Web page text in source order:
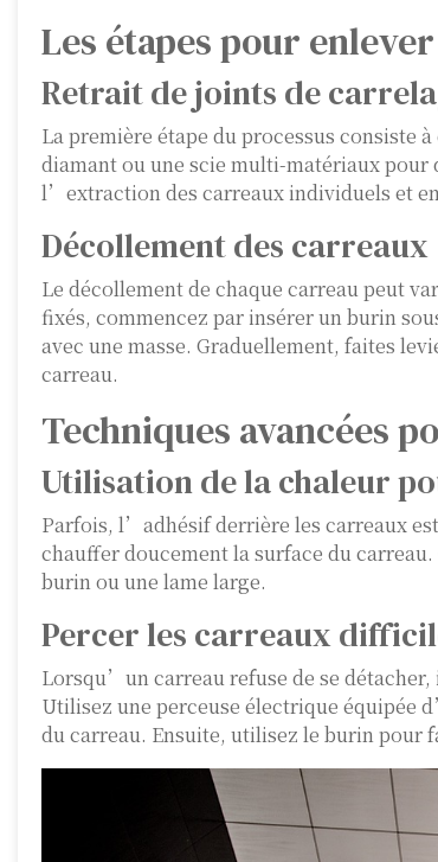
Les étapes pour
Retrait de joints de
La première étape du processus consiste
diamant ou une scie multi-matériaux
l’extraction des carreaux individuels et
Décollement des carreaux
Le décollement de chaque carreau peut
fixés, commencez par insérer un burin
avec une masse. Graduellement, faites
carreau.
Techniques avancées
Utilisation de la chaleur
Parfois, l’adhésif derrière les carreaux
chauffer doucement la surface du
burin ou une lame large.
Percer les carreaux
Lorsqu’un carreau refuse de se
Utilisez une perceuse électrique équipée
du carreau. Ensuite, utilisez le burin pour